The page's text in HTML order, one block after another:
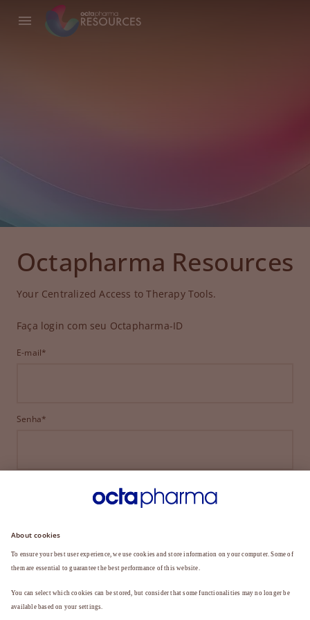
Octapharma Resources
Your Centralized Access to Therapy Tools.
Faça login com seu Octapharma-ID
E-mail*
Senha*
ENTRAR
ESQUECEU SUA SENHA?
Ainda não é membro?